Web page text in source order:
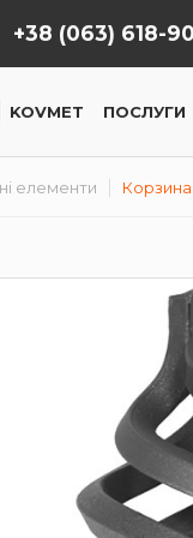
+38 (063) 618-
KOVMET ПОСЛУГИ
елементи Корзина